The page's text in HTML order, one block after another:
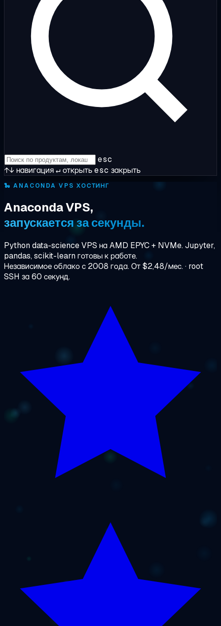
esc
↑↓ навигация↵открытьesc закрыть
🐍 ANACONDA VPS ХОСТИНГ
Anaconda VPS,
запускается за секунды.
Python data-science VPS на AMD EPYC + NVMe. Jupyter,
pandas, scikit-learn готовы к работе.
Независимое облако с 2008 года. От $2,48/мес. · root
SSH за 60 секунд.